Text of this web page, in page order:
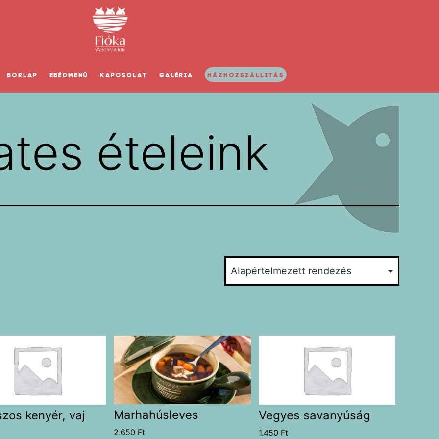
BORLAP EBÉDMENÜ KAPCSOLAT GALÉRIA HÁZHOZSZÁLLITÁS
ételeink
kenyér, vaj Marhahúsleves
2.650 Ft
Vegyes savanyúság
1.450 Ft